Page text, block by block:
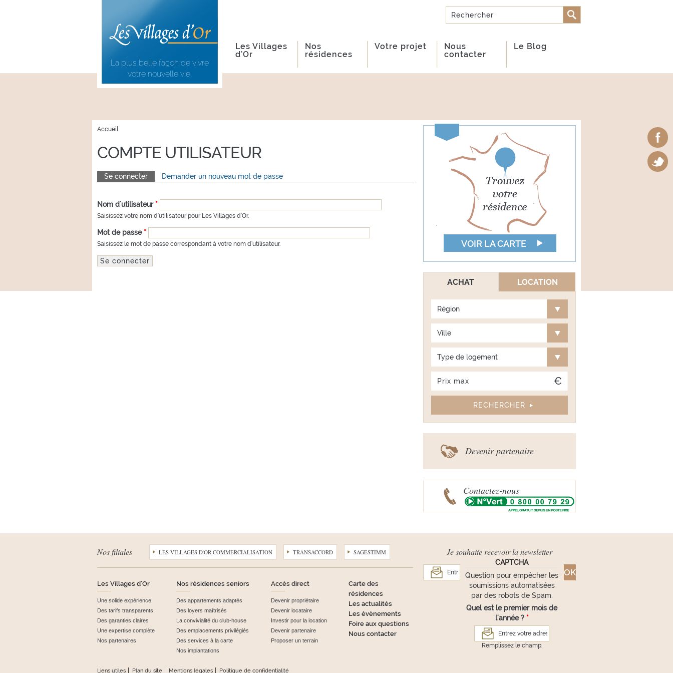
La plus belle façon de vivre
votre nouvelle vie.
FORMULAIRE DE
Rechercher
Les Villages
d'Or
Nos
résidences
Votre projet
Nous
contacter
Le Blog
Accueil
COMPTE UTILISATEUR
Se connecter (onglet actif)
Demander un nouveau mot de passe
Nom d'utilisateur *
Saisissez votre nom d'utilisateur pour Les Villages d'Or.
Mot de passe *
Saisissez le mot de passe correspondant à votre nom d'utilisateur. VOIR LA CARTE
ACHAT LOCATION
Région
Ville
Type de logement
Devenir partenaire
Contactez-nous
Nos filiales LES VILLAGES D'OR COMMERCIALISATION TRANSACCORD SAGESTIMM
Les Villages d'Or
Une solide expérience
Des tarifs transparents
Des garanties claires
Une expertise complète
Nos partenaires
Nos résidences seniors
Des appartements adaptés
Des loyers maîtrisés
La convivialité du club-house
Des emplacements privilégiés
Des services à la carte
Nos implantations
Accès direct
Devenir propriétaire
Devenir locataire
Investir pour la location
Devenir partenaire
Proposer un terrain
Carte des
résidences
Les actualités
Les évènements
Foire aux questions
Nous contacter
Liens utiles Plan du site Mentions légales Politique de confidentialité
Je souhaite recevoir la newsletter
CAPTCHA
Question pour empêcher les
soumissions automatisées
par des robots de Spam.
Quel est le premier mois de
l'année ? *
Remplissez le champ.